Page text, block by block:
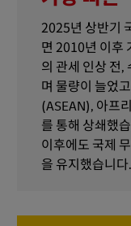
2025년 상반기
면 2010년 이후
의 관세 인상 전,
며 물량이 늘었
(ASEAN), 아프
를 통해 상쇄했
이후에도 국제
을 유지했습니다.